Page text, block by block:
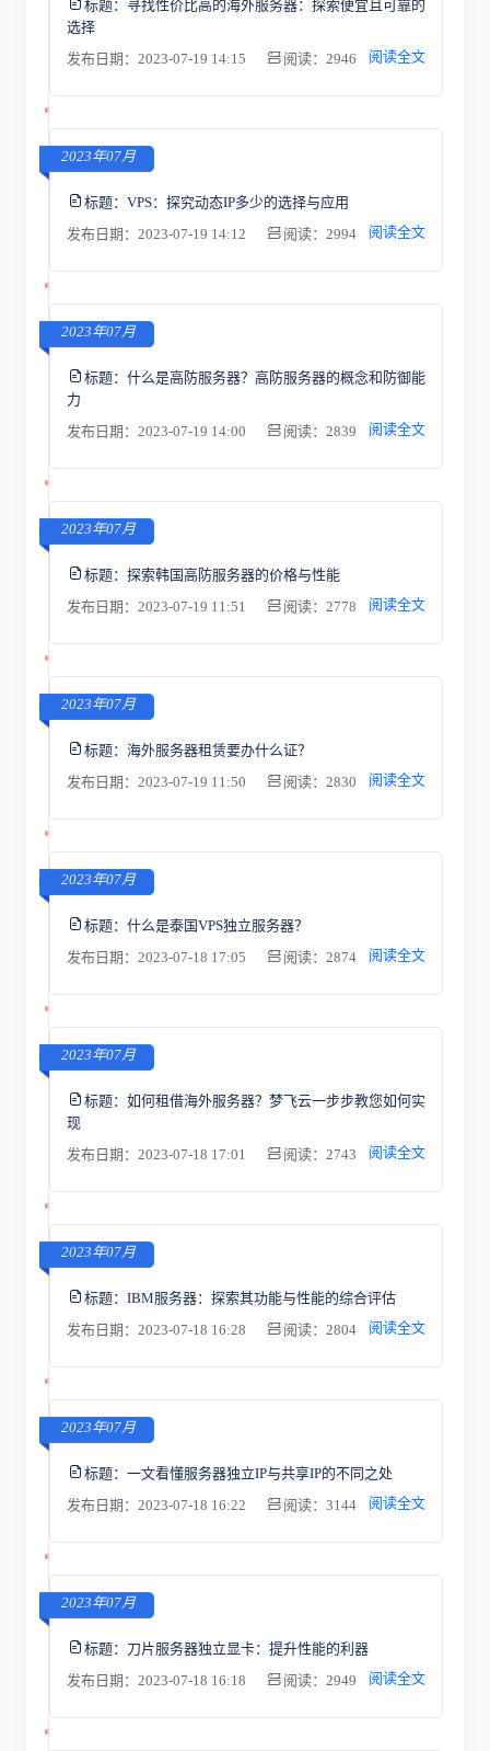
标题： 寻找性价比高的海外服务器：探索便宜且可靠的
选择
发布日期：2023-07-19 14:15
阅读：2946 阅读全文
2023年07月
标题： VPS：探究动态IP多少的选择与应用
发布日期：2023-07-19 14:12
阅读：2994 阅读全文
2023年07月
标题： 什么是高防服务器？高防服务器的概念和防御能
力
发布日期：2023-07-19 14:00
阅读：2839 阅读全文
2023年07月
标题： 探索韩国高防服务器的价格与性能
发布日期：2023-07-19 11:51
阅读：2778 阅读全文
2023年07月
标题： 海外服务器租赁要办什么证？
发布日期：2023-07-19 11:50
阅读：2830 阅读全文
2023年07月
标题： 什么是泰国VPS独立服务器？
发布日期：2023-07-18 17:05
阅读：2874 阅读全文
2023年07月
标题： 如何租借海外服务器？梦飞云一步步教您如何实
现
发布日期：2023-07-18 17:01
阅读：2743 阅读全文
2023年07月
标题： IBM服务器：探索其功能与性能的综合评估
发布日期：2023-07-18 16:28
阅读：2804 阅读全文
2023年07月
标题： 一文看懂服务器独立IP与共享IP的不同之处
发布日期：2023-07-18 16:22
阅读：3144 阅读全文
2023年07月
标题： 刀片服务器独立显卡：提升性能的利器
发布日期：2023-07-18 16:18
阅读：2949 阅读全文